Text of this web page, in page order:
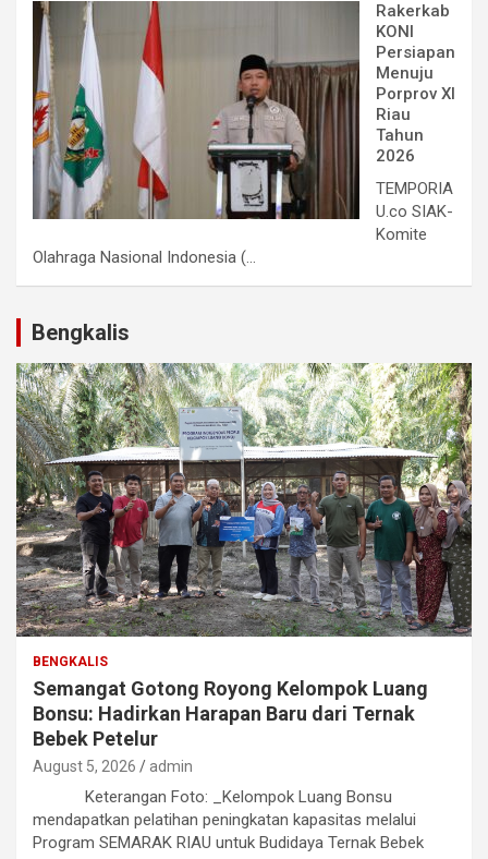
Rakerkab
KONI
Persiapan
Menuju
Porprov XI
Riau
Tahun
2026
TEMPORIA
U.co SIAK-
Komite
Olahraga Nasional Indonesia (...
Bengkalis
BENGKALIS
Semangat Gotong Royong Kelompok Luang
Bonsu: Hadirkan Harapan Baru dari Ternak
Bebek Petelur
August 5, 2026 admin
Keterangan Foto: _Kelompok Luang Bonsu
mendapatkan pelatihan peningkatan kapasitas melalui
Program SEMARAK RIAU untuk Budidaya Ternak Bebek